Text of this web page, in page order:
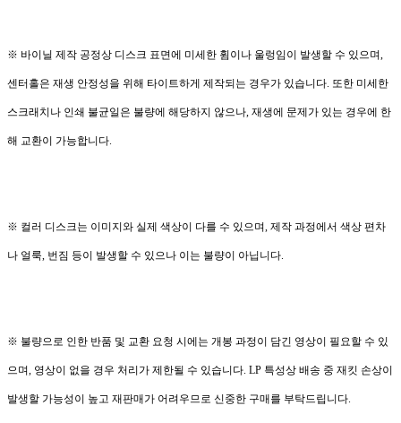
※ 바이닐 제작 공정상 디스크 표면에 미세한 휨이나 울렁임이 발생할 수 있으며,
센터홀은 재생 안정성을 위해 타이트하게 제작되는 경우가 있습니다. 또한 미세한
스크래치나 인쇄 불균일은 불량에 해당하지 않으나, 재생에 문제가 있는 경우에 한
해 교환이 가능합니다.
※ 컬러 디스크는 이미지와 실제 색상이 다를 수 있으며, 제작 과정에서 색상 편차
나 얼룩, 번짐 등이 발생할 수 있으나 이는 불량이 아닙니다.
※ 불량으로 인한 반품 및 교환 요청 시에는 개봉 과정이 담긴 영상이 필요할 수 있
으며, 영상이 없을 경우 처리가 제한될 수 있습니다. LP 특성상 배송 중 재킷 손상이
발생할 가능성이 높고 재판매가 어려우므로 신중한 구매를 부탁드립니다.